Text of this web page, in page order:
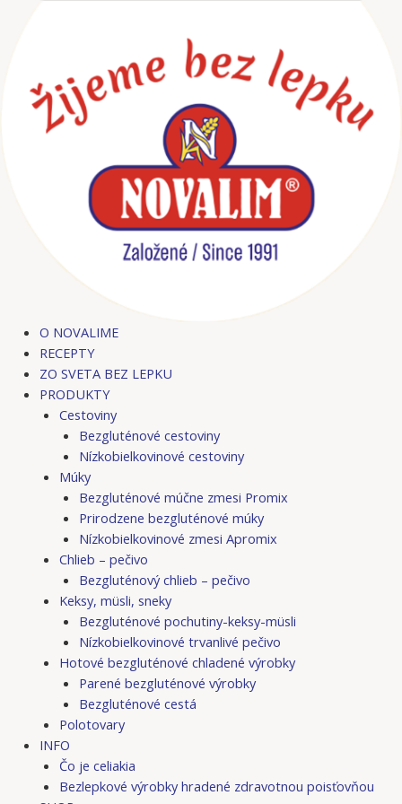
O NOVALIME
RECEPTY
ZO SVETA BEZ LEPKU
PRODUKTY
Cestoviny
Bezgluténové cestoviny
Nízkobielkovinové cestoviny
Múky
Bezgluténové múčne zmesi Promix
Prirodzene bezgluténové múky
Nízkobielkovinové zmesi Apromix
Chlieb – pečivo
Bezgluténový chlieb – pečivo
Keksy, müsli, sneky
Bezgluténové pochutiny-keksy-müsli
Nízkobielkovinové trvanlivé pečivo
Hotové bezgluténové chladené výrobky
Parené bezgluténové výrobky
Bezgluténové cestá
Polotovary
INFO
Čo je celiakia
Bezlepkové výrobky hradené zdravotnou poisťovňou